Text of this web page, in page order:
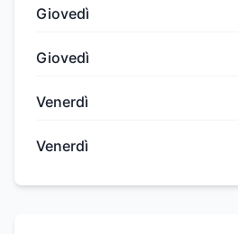
Giovedì
Giovedì
Venerdì
Venerdì